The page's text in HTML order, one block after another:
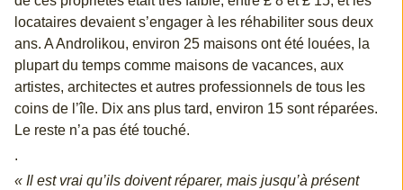
locataires devaient s’engager à les réhabiliter sous deux
ans. A Androlikou, environ 25 maisons ont été louées, la
plupart du temps comme maisons de vacances, aux
artistes, architectes et autres professionnels de tous les
coins de l’île. Dix ans plus tard, environ 15 sont réparées.
Le reste n’a pas été touché.
.
« Il est vrai qu’ils doivent réparer, mais jusqu’à présent